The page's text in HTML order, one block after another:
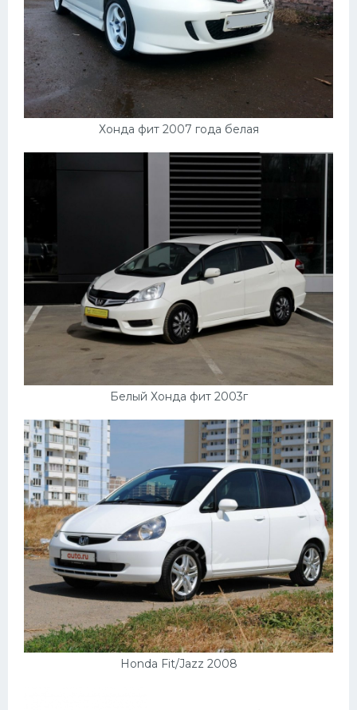
Хонда фит 2007 года белая
Белый Хонда фит 2003г
Honda Fit/Jazz 2008